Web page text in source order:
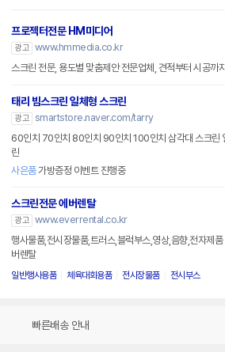
프로젝터전문 HM미디어
광고 www.hmmedia.co.kr
스크린 전문, 용도별 맞춤제안 전문업체, 견적부터 시공까
태리 빔스크린 일체형 스크린
광고 smartstore.naver.com/tarry
60인치 70인치 80인치 90인치 100인치 삼각대 스크린
린
사은품가방증정 이벤트 진행중
스크린전문 에버렌탈
광고 www.everrental.co.kr
행사물품,전시장물품,트러스,블럭부스,영상,음향,전자제품
버렌탈
일반행사용품 체육대회용품 전시장물품 전시부스
빠른배송 안내